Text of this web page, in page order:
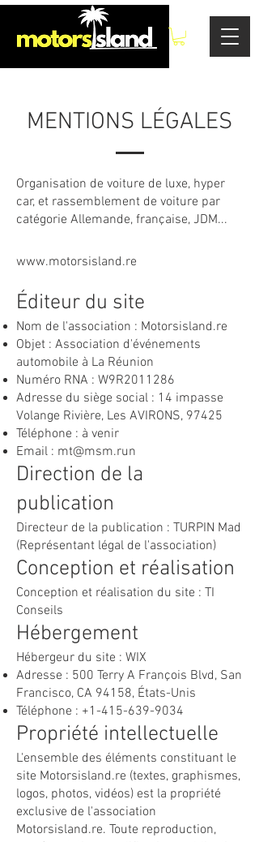
MENTIONS LÉGALES
Organisation de voiture de luxe, hyper
car, et rassemblement de voiture par
catégorie Allemande, française, JDM...
www.motorsisland.re
Éditeur du site
Nom de l'association : Motorsisland.re
Objet : Association d'événements
automobile à La Réunion
Numéro RNA : W9R2011286
Adresse du siège social : 14 impasse
Volange Rivière, Les AVIRONS, 97425
Téléphone : à venir
Email : mt@msm.run
Direction de la
publication
Directeur de la publication : TURPIN Mad
(Représentant légal de l'association)
Conception et réalisation
Conception et réalisation du site : TI
Conseils
Hébergement
Hébergeur du site : WIX
Adresse : 500 Terry A François Blvd, San
Francisco, CA 94158, États-Unis
Téléphone : +1-415-639-9034
Propriété intellectuelle
L'ensemble des éléments constituant le
site Motorsisland.re (textes, graphismes,
logos, photos, vidéos) est la propriété
exclusive de l'association
Motorsisland.re. Toute reproduction,